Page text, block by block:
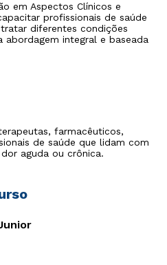
em Aspectos Clínicos e
profissionais de saúde
diferentes condições
integral e baseada
farmacêuticos,
de saúde que lidam com
aguda ou crônica.